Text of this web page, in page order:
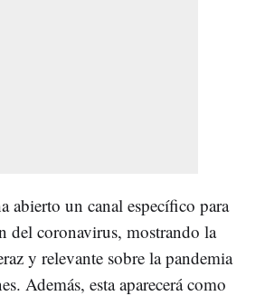
abierto un canal específico para
del coronavirus, mostrando la
y relevante sobre la pandemia
Además, esta aparecerá como